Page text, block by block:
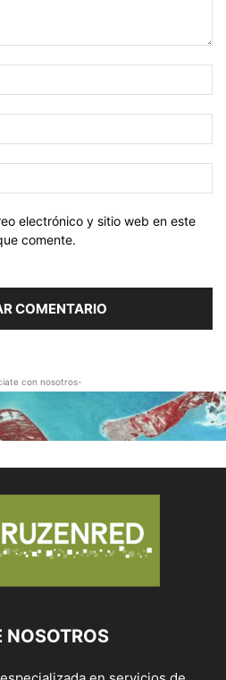
electrónico y sitio web en este
comente.
con nosotros-
NOSOTROS